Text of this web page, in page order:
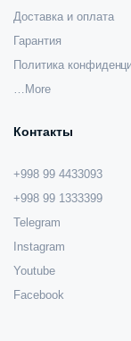
Доставка и оплата
Гарантия
Политика
…More
Контакты
+998 99 4433093
+998 99 1333399
Telegram
Instagram
Youtube
Facebook